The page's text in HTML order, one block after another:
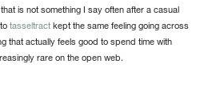
is not something I say often after a casual
tasseltractkept the same feeling going across
that actually feels good to spend time with
rare on the open web.